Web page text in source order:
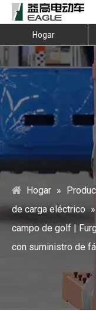
Hogar
Hogar »
de carga eléctrico
campo de golf |
con suministro de